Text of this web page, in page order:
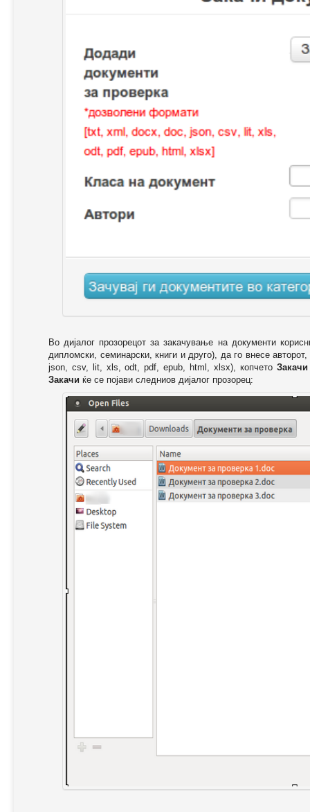
Во дијалог прозорецот за закачување на документи
дипломски, семинарски, книги и друго), да го внесе
json, csv, lit, xls, odt, pdf, epub, html, xlsx), копчето Закачи
Закачи ќе се појави следниов дијалог прозорец: